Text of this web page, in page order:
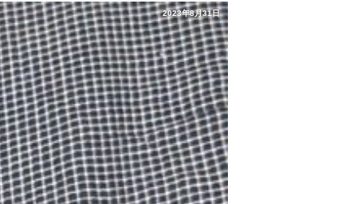
2023年8月31日